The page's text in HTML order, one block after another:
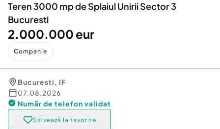
Teren 3000 mp de Splaiul Unirii Sector 3
Bucuresti
2.000.000 eur
Companie
Bucuresti, IF
07.08.2026
Număr de telefon validat
Salvează la favorite